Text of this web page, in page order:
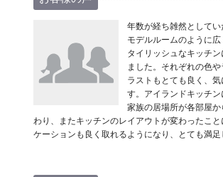
年数が経ち雑然としてい
モデルルームのように
タイリッシュなキッチン
ました。それぞれの色や
ラストもとても良く、気
す。アイランドキッチン
家族の居場所が各部屋
わり、またキッチンのレイアウトが変わったこ
ケーションも良く取れるようになり、とても満足